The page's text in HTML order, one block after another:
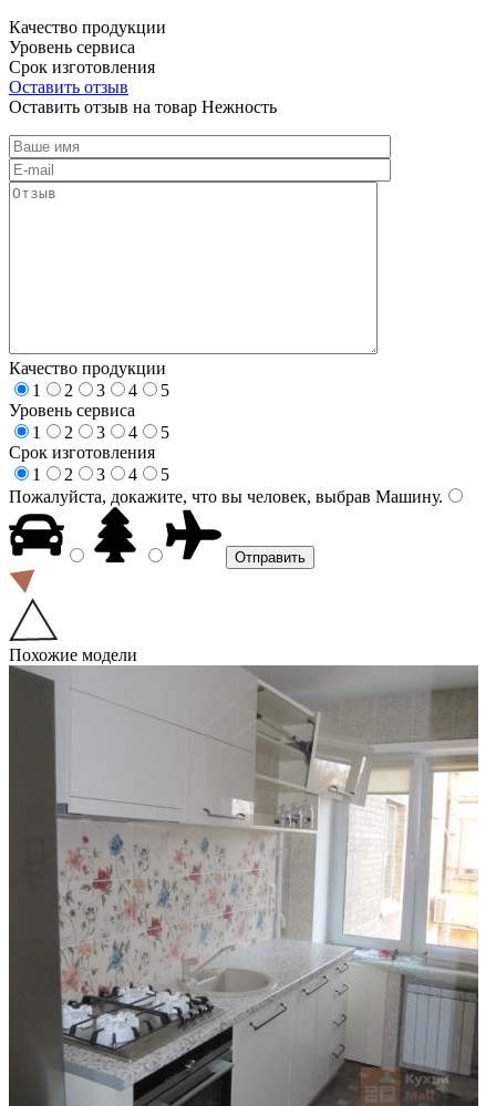
Качество продукции
Уровень сервиса
Срок изготовления
Оставить отзыв
Оставить отзыв на товар Нежность
Качество продукции
1
2 3 4
5
Уровень сервиса
1
2 3 4
5
Срок изготовления
1
2 3 4
5
Пожалуйста, докажите, что вы человек, выбрав Машину.
Похожие модели